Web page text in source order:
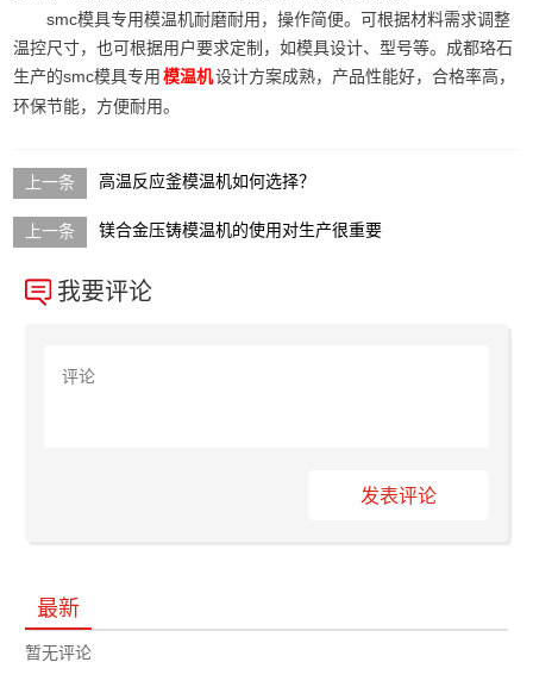
smc模具专用模温机耐磨耐用，操作简便。可根据材料需求调整
温控尺寸，也可根据用户要求定制，如模具设计、型号等。成都珞石
生产的smc模具专用 模温机设计方案成熟，产品性能好，合格率高，
环保节能，方便耐用。
高温反应釜模温机如何选择？
镁合金压铸模温机的使用对生产很重要
我要评论
发表评论
最新
暂无评论